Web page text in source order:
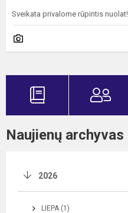
Sveikata privalome rūpintis nuolat!
Naujienų archyvas
2026
LIEPA (1)